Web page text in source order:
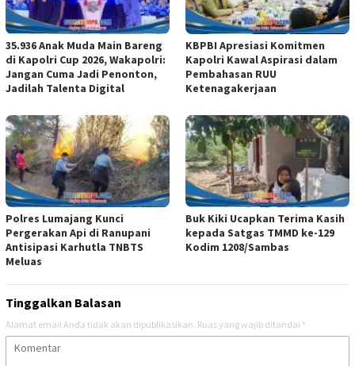
35.936 Anak Muda Main Bareng
di Kapolri Cup 2026, Wakapolri:
Jangan Cuma Jadi Penonton,
Jadilah Talenta Digital
KBPBI Apresiasi Komitmen
Kapolri Kawal Aspirasi dalam
Pembahasan RUU
Ketenagakerjaan
Polres Lumajang Kunci
Pergerakan Api di Ranupani
Antisipasi Karhutla TNBTS
Meluas
Buk Kiki Ucapkan Terima Kasih
kepada Satgas TMMD ke-129
Kodim 1208/Sambas
Tinggalkan Balasan
Alamat email Anda tidak akan dipublikasikan. Ruas yang wajib ditandai *